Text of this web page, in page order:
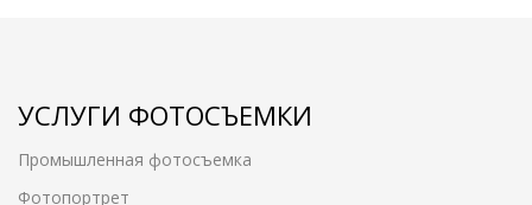
УСЛУГИ ФОТОСЪЕМКИ
Промышленная фотосъемка
Фотопортрет